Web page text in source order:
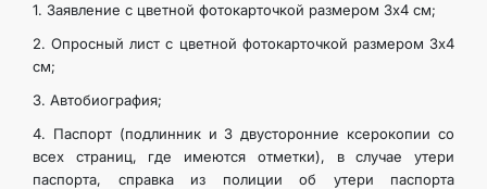
CONTACT US
1. Заявление с цветной фотокарточкой размером 3x4 см;
2. Опросный лист с цветной фотокарточкой размером 3x4
см;
3. Автобиография;
4. Паспорт (подлинник и 3 двусторонние ксерокопии со
всех страниц, где имеются отметки), в случае утери
паспорта, справка из полиции об утери паспорта